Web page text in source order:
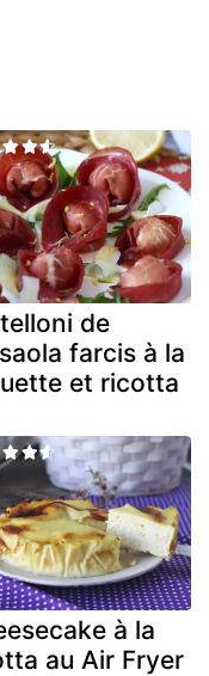
de
farcis à la
et ricotta
à la
au Air Fryer